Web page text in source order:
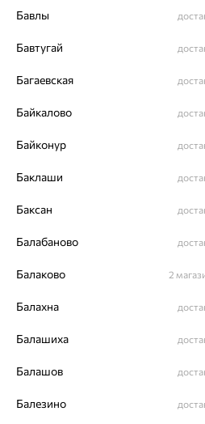
Магазины и доставка г. Липецк
еще 3
Другие города
Заказать звонок
Архив акций
Карта сайта
На информационном ресурсе
рекомендательные технологии
Политика конфеденциальности
Бавлы
Бавтугай
Багаевская
Байкалово
Байконур
Баклаши
Баксан
Балабаново
Балаково 2
Балахна
Балашиха
Балашов
Балезино